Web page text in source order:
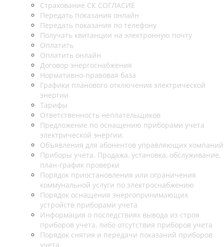
Страхование СК СОГЛАСИЕ
Передать показания онлайн
Передать показания по телефону
Получать квитанции на электронную почту
Оплатить
Оплатить онлайн
Договор энергоснабжения
Нормативно-правовая база
Графики планового отключения электрической
энергии
Тарифы
Ответственность неплательщиков
Предложение по оснащению приборами учета
электрической энергии.
Объявления для абонентов управляющих компаний
Приборы учета. Продажа, установка, обслуживание,
план-график проверки
Порядок приостановления или ограничения
коммунальной услуги по электроснабжению
Порядок оснащения энергопринимающих
устройств приборами учета
Информация о последствиях вывода из строя
приборов учета, либо отсутствия приборов учета
Порядок снятия и передачи показаний приборов
учета